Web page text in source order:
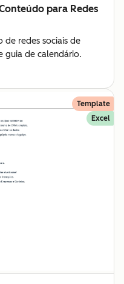
para Redes
de redes sociais de
guia de calendário.
Template
Excel